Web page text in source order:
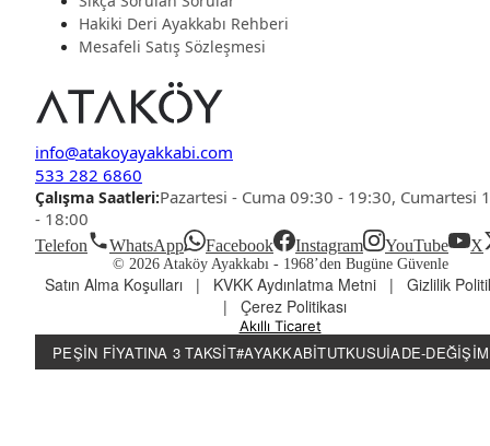
Hakiki Deri Ayakkabı Rehberi
Mesafeli Satış Sözleşmesi
info@atakoyayakkabi.com
533 282 6860
Çalışma Saatleri:Pazartesi - Cuma 09:30 - 19:30, Cumartesi
- 18:00
Telefon WhatsApp Facebook Instagram YouTube X
© 2026 Ataköy Ayakkabı - 1968’den Bugüne Güvenle
Satın Alma Koşulları | KVKK Aydınlatma Metni |
Gizlilik
|
Çerez Politikası
Akıllı Ticaret
PEŞIN FIYATINA 3 TAKSIT#AYAKKABITUTKUSUİADE-DEĞIŞIM